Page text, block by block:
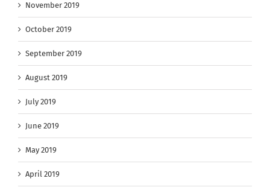
November 2019
October 2019
September 2019
August 2019
July 2019
June 2019
May 2019
April 2019